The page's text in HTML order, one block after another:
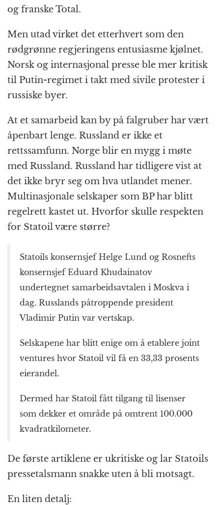
og franske Total.
Men utad virket det etterhvert som den
rødgrønne regjeringens entusiasme kjølnet.
Norsk og internasjonal presse ble mer kritisk
til Putin-regimet i takt med sivile protester i
russiske byer.
At et samarbeid kan by på falgruber har vært
åpenbart lenge. Russland er ikke et
rettssamfunn. Norge blir en mygg i møte
med Russland. Russland har tidligere vist at
det ikke bryr seg om hva utlandet mener.
Multinasjonale selskaper som BP har blitt
regelrett kastet ut. Hvorfor skulle respekten
for Statoil være større?
Statoils konsernsjef Helge Lund og Rosnefts
konsernsjef Eduard Khudainatov
undertegnet samarbeidsavtalen i Moskva i
dag. Russlands påtroppende president
Vladimir Putin var vertskap.
Selskapene har blitt enige om å etablere joint
ventures hvor Statoil vil få en 33,33 prosents
eierandel.
Dermed har Statoil fått tilgang til lisenser
som dekker et område på omtrent 100.000
kvadratkilometer.
De første artiklene er ukritiske og lar Statoils
pressetalsmann snakke uten å bli motsagt.
En liten detalj: